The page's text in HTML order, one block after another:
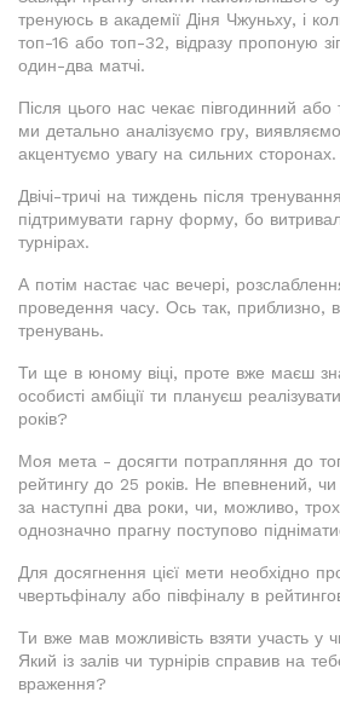
тренуюсь в академії Діня Чжуньху, і
топ-16 або топ-32, відразу пропоную
один-два матчі.
Після цього нас чекає півгодинний або
ми детально аналізуємо гру,
акцентуємо увагу на сильних сторонах.
Двічі-тричі на тиждень після
підтримувати гарну форму, бо
турнірах.
А потім настає час вечері,
проведення часу. Ось так, приблизно,
тренувань.
Ти ще в юному віці, проте вже маєш
особисті амбіції ти плануєш
років?
Моя мета - досягти потрапляння до
рейтингу до 25 років. Не впевнений,
за наступні два роки, чи, можливо,
однозначно прагну поступово
Для досягнення цієї мети необхідно
чвертьфіналу або півфіналу в
Ти вже мав можливість взяти участь у
Який із залів чи турнірів справив на
враження?